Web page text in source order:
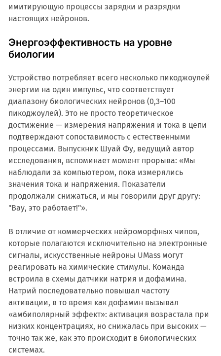
имитирующую процессы зарядки и разрядки
настоящих нейронов.
Энергоэффективность на уровне
биологии
Устройство потребляет всего несколько пикоджоулей
энергии на один импульс, что соответствует
диапазону биологических нейронов (0,3–100
пикоджоулей). Это не просто теоретическое
достижение — измерения напряжения и тока в цепи
подтверждают сопоставимость с естественными
процессами. Выпускник Шуай Фу, ведущий автор
исследования, вспоминает момент прорыва: «Мы
наблюдали за компьютером, пока измерялись
значения тока и напряжения. Показатели
продолжали снижаться, и мы говорили друг другу:
"Вау, это работает!"».
В отличие от коммерческих нейроморфных чипов,
которые полагаются исключительно на электронные
сигналы, искусственные нейроны UMass могут
реагировать на химические стимулы. Команда
встроила в схемы датчики натрия и дофамина.
Натрий последовательно повышал частоту
активации, в то время как дофамин вызывал
«амбиполярный эффект»: активация возрастала при
низких концентрациях, но снижалась при высоких —
точно так же, как это происходит в биологических
системах.